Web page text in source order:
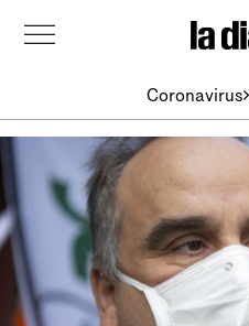
Coronavirus